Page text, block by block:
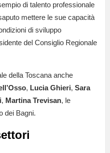
di talento professionale
mettere le sue capacità
di sviluppo
del Consiglio Regionale
della Toscana anche
, Lucia Ghieri, Sara
, Martina Trevisan, le
dei Bagni.